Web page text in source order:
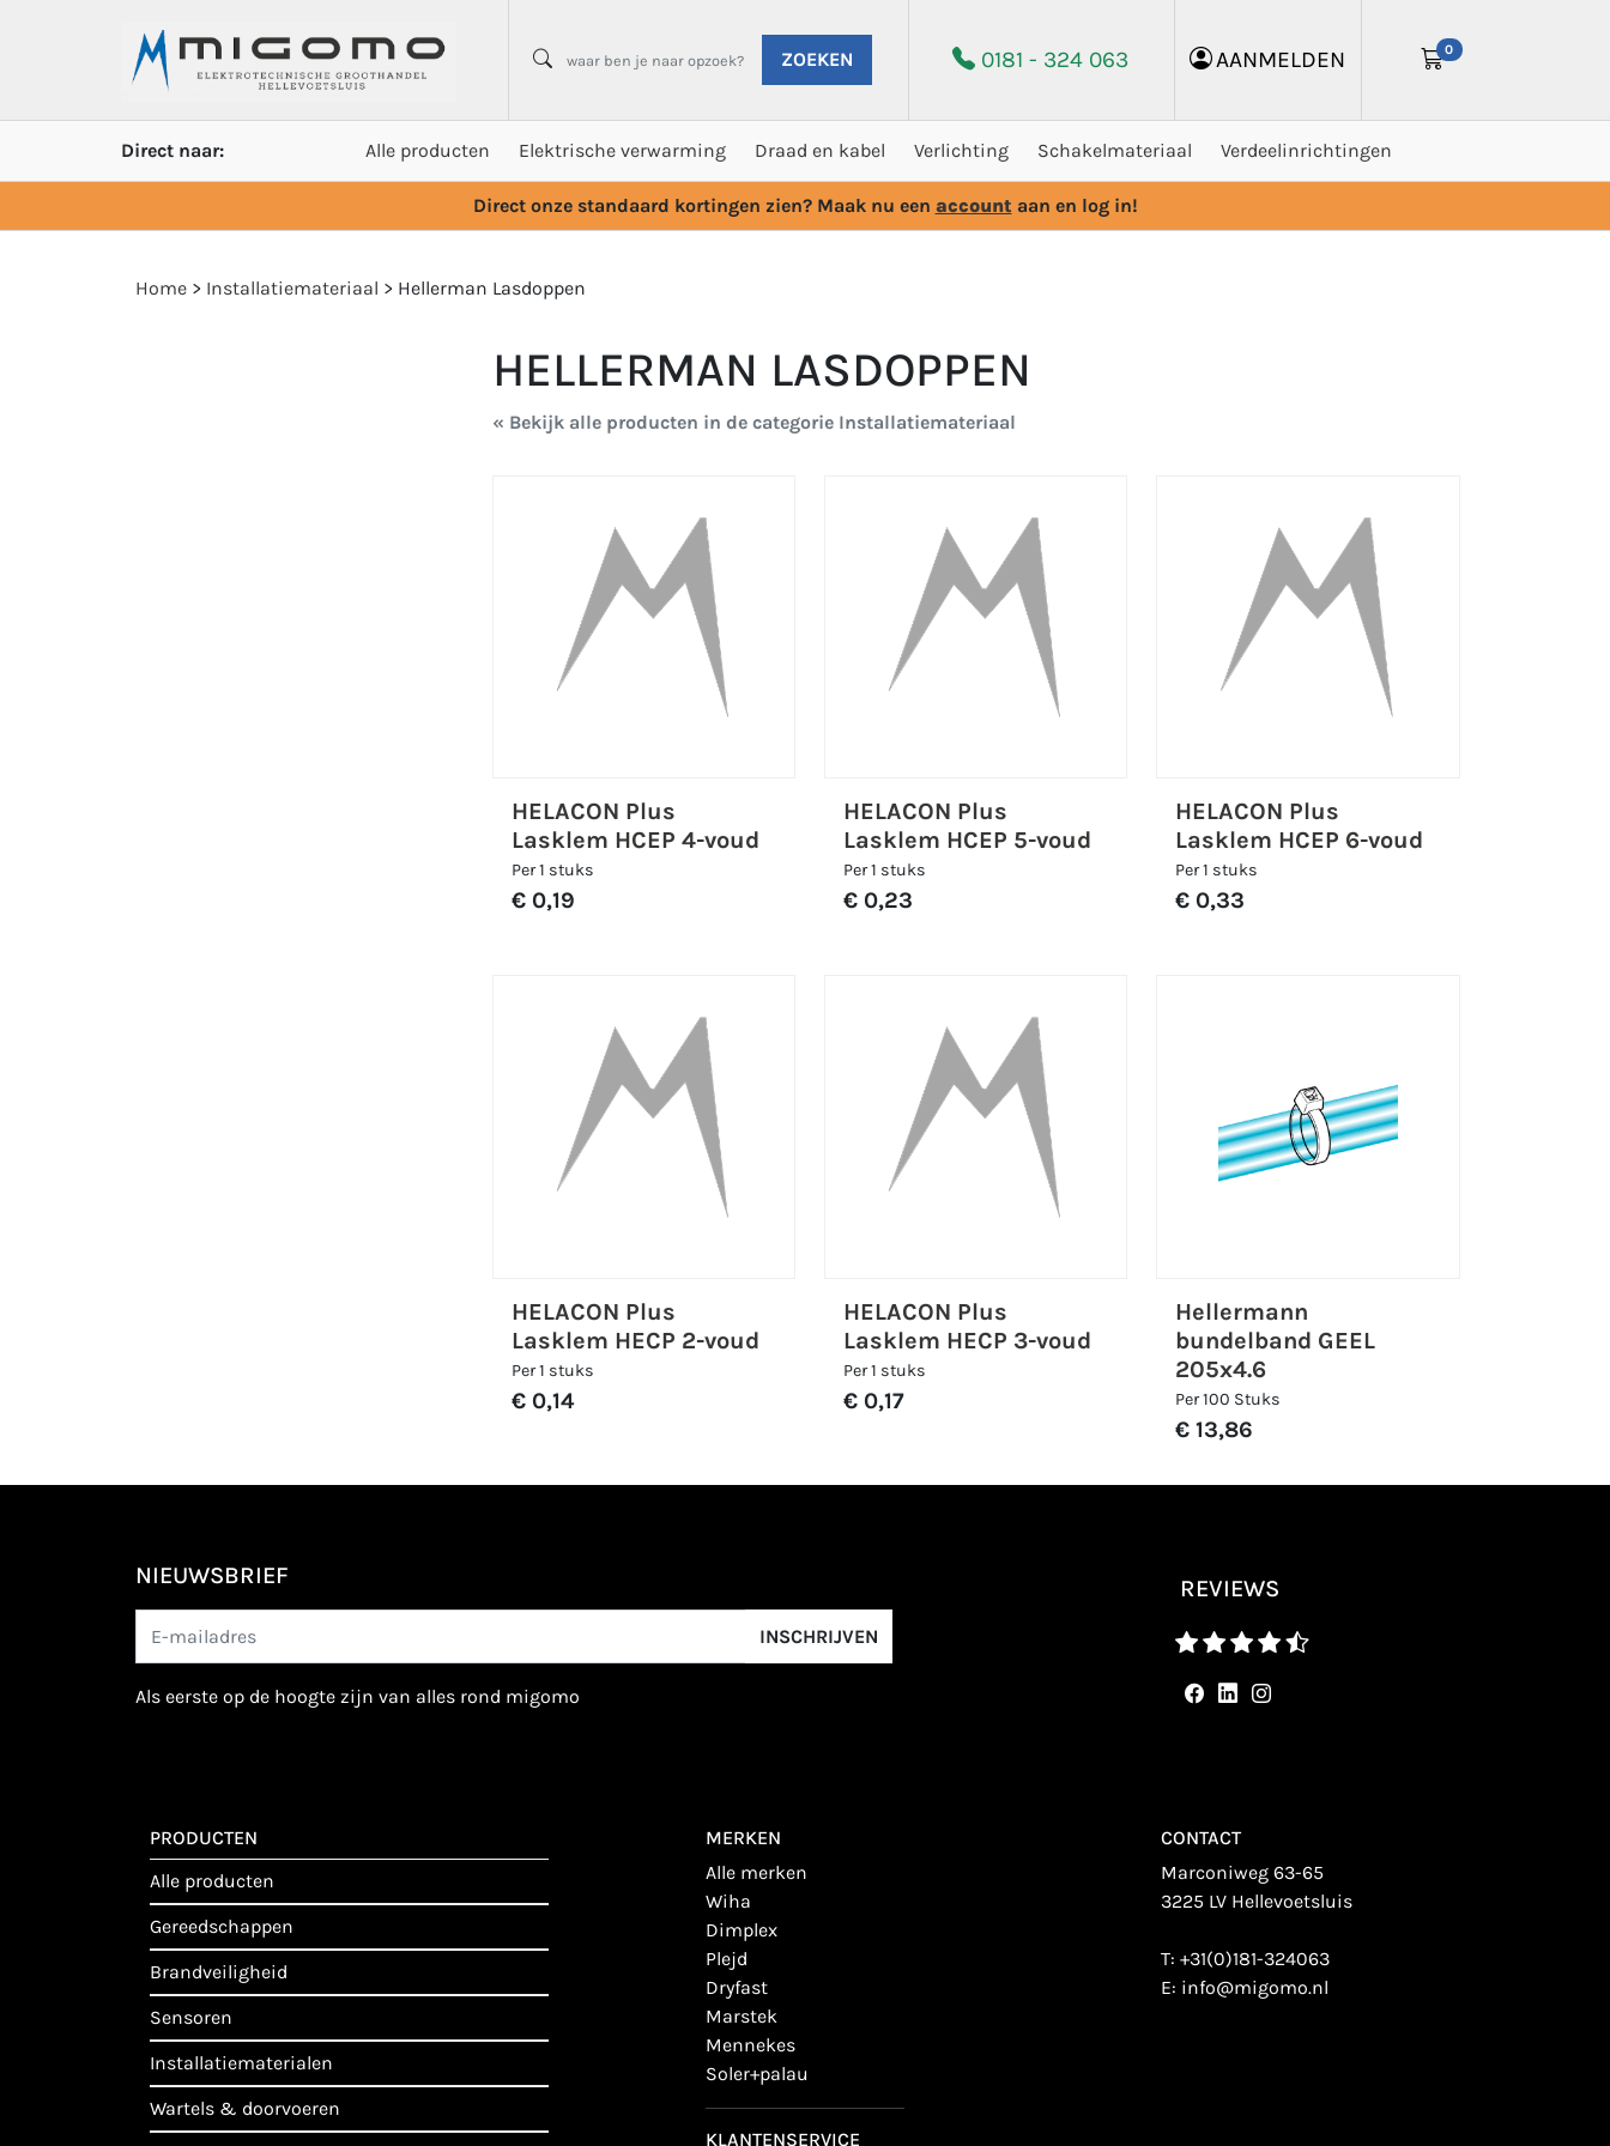
ZOEKEN 0181 - 324 063 AANMELDEN 0
Direct naar: Alle producten Elektrische verwarming Draad en kabel Verlichting Schakelmateriaal Verdeelinrichtingen
Direct onze standaard kortingen zien? Maak nu een account aan en log in!
Home > Installatiemateriaal > Hellerman Lasdoppen
HELLERMAN LASDOPPEN
« Bekijk alle producten in de categorie Installatiemateriaal
HELACON Plus
Lasklem HCEP 4-voud
Per 1 stuks
€ 0,19
HELACON Plus
Lasklem HCEP 5-voud
Per 1 stuks
€ 0,23
HELACON Plus
Lasklem HCEP 6-voud
Per 1 stuks
€ 0,33
HELACON Plus
Lasklem HECP 2-voud
Per 1 stuks
€ 0,14
HELACON Plus
Lasklem HECP 3-voud
Per 1 stuks
€ 0,17
Hellermann
bundelband GEEL
205x4.6
Per 100 Stuks
€ 13,86
NIEUWSBRIEF
INSCHRIJVEN
als eerste op de hoogte zijn van alles rond migomo
REVIEWS
PRODUCTEN
alle producten
gereedschappen
brandveiligheid
sensoren
installatiematerialen
wartels & doorvoeren
MERKEN
alle merken
wiha
dimplex
plejd
dryfast
marstek
mennekes
soler+palau
KLANTENSERVICE
CONTACT
Marconiweg 63-65
3225 LV Hellevoetsluis
T:+31(0)181-324063
E: info@migomo.nl